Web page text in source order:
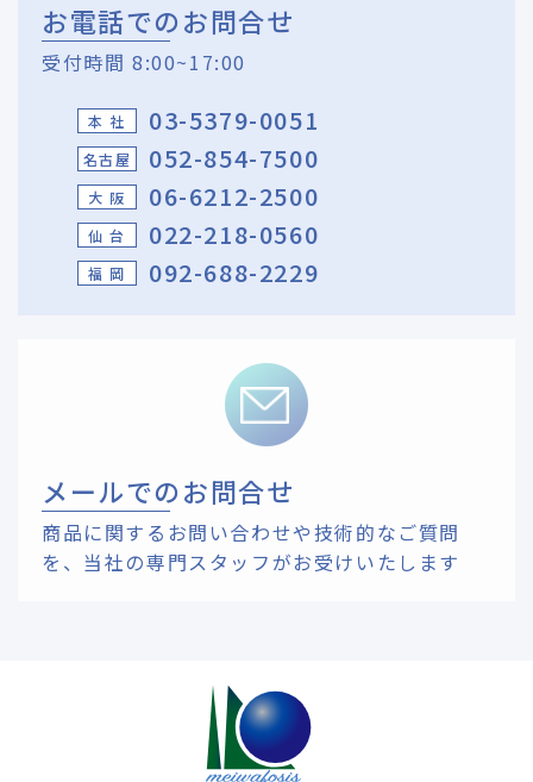
お電話でのお問合せ
受付時間 8:00~17:00
本 社 03-5379-0051
名古屋 052-854-7500
大 阪 06-6212-2500
仙 台 022-218-0560
福 岡 092-688-2229
メールでのお問合せ
商品に関するお問い合わせや技術的なご質問
を、 当社の専門スタッフがお受けいたします